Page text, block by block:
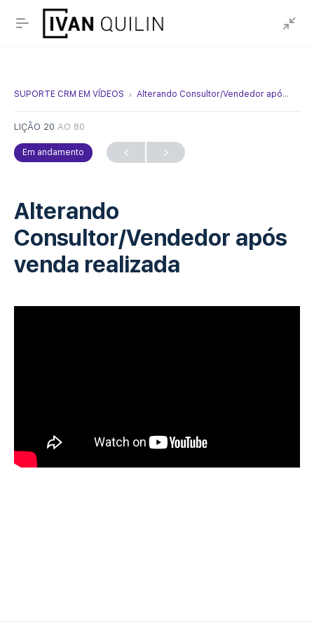
SUPORTE CRM EM VÍDEOS Alterando Consultor/Vendedor após venda realizada
LIÇÃO 20 AO 80
Em andamento
Alterando
Consultor/Vendedor após
venda realizada